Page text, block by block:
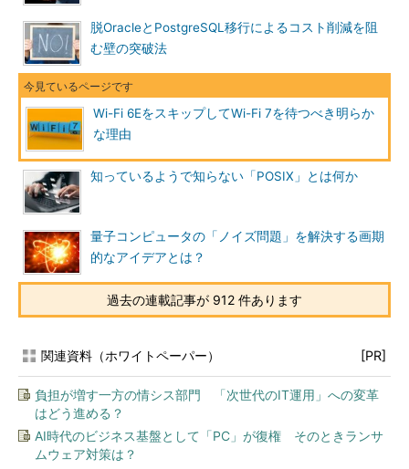
脱OracleとPostgreSQL移行によるコスト削減を阻
む壁の突破法
Wi-Fi 6EをスキップしてWi-Fi 7を待つべき明らか
な理由
知っているようで知らない「POSIX」とは何か
量子コンピュータの「ノイズ問題」を解決する画期
的なアイデアとは？
過去の連載記事が 912 件あります
関連資料（ホワイトペーパー） [PR]
負担が増す一方の情シス部門 「次世代のIT運用」への変革
はどう進める？
AI時代のビジネス基盤として「PC」が復権 そのときランサ
ムウェア対策は？